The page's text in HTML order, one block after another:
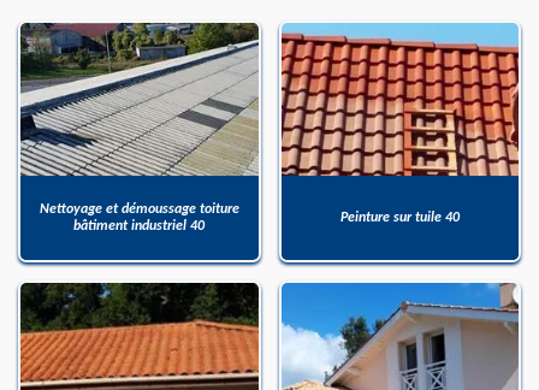
Nettoyage et démoussage toiture
bâtiment industriel 40
Peinture sur tuile 40